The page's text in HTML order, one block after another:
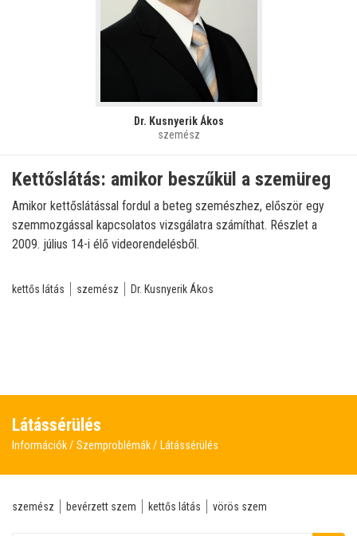
Dr. Kusnyerik Ákos
szemész
Kettőslátás: amikor beszűkül a szemüreg
Amikor kettőslátással fordul a beteg szemészhez, először egy
szemmozgással kapcsolatos vizsgálatra számíthat. Részlet a
2009. július 14-i élő videorendelésből.
kettős látás szemész Dr. Kusnyerik Ákos
Látássérülés
Információk Szemproblémák Látássérülés
szemész bevérzett szem kettős látás vörös szem